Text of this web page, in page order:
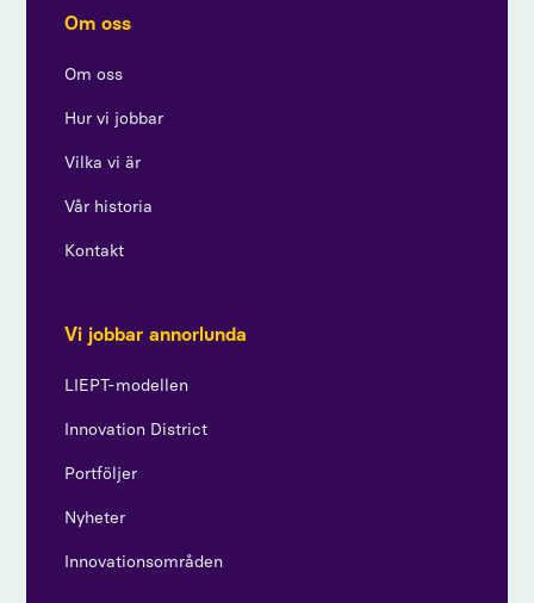
Om oss
Om oss
Hur vi jobbar
Vilka vi är
Vår historia
Kontakt
Vi jobbar annorlunda
LIEPT-modellen
Innovation District
Portföljer
Nyheter
Innovationsområden